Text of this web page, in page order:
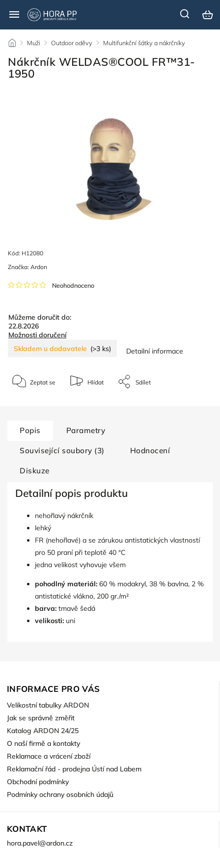
/ Muži / Outdoor oděvy / Multifunkční šátky a nákrčníky
Nákrčník WELDAS®COOL FR™31-
1950
Kód: H12080
Neohodnoceno
Značka: Ardon
Můžeme doručit do:
22.8.2026
Možnosti doručení
Skladem u dodavatele (>3 ks) Detailní informace
Zeptat se Hlídat Sdílet
Popis Parametry
Související soubory (3) Hodnocení
Diskuze
Detailní popis produktu
nehořlavý nákrčník
lehký
FR (nehořlavé) a se zárukou antistatických vlastností
pro 50 praní při teplotě 40 °C
jedna velikost vyhovuje všem
pohodlný materiál: 60 % modakryl, 38 % bavlna, 2 %
antistatické vlákno, 200 gr./m²
barva: tmavě šedá
velikosti: uni
INFORMACE PRO VÁS
Velikostní tabulky ARDON
Jak se správně změřit
Katalog ARDON 24/25
O naší firmě a kontakty
Reklamace a vrácení zboží
Reklamační řád - prodejna Ústí nad Labem
Obchodní podmínky
Podmínky ochrany osobních údajů
KONTAKT
hora.pavel@ardon.cz